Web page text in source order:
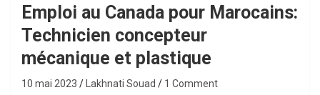
Emploi au Canada pour Marocains:
Technicien concepteur
mécanique et plastique
10 mai 2023 Lakhnati Souad 1 Comment